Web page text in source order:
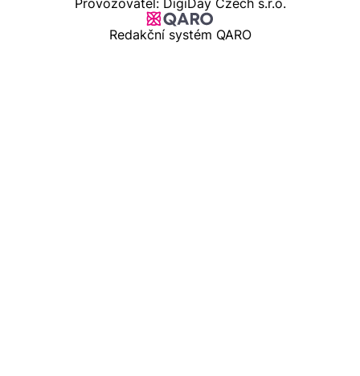
Provozovatel: DigiDay Czech s.r.o.
Redakční systém QARO